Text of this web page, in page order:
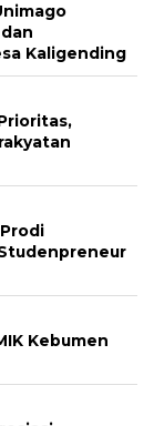
Kaligending
Kebumen